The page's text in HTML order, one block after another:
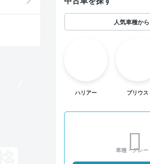
人気車種から
ハリアー プリウス
車種・グレー